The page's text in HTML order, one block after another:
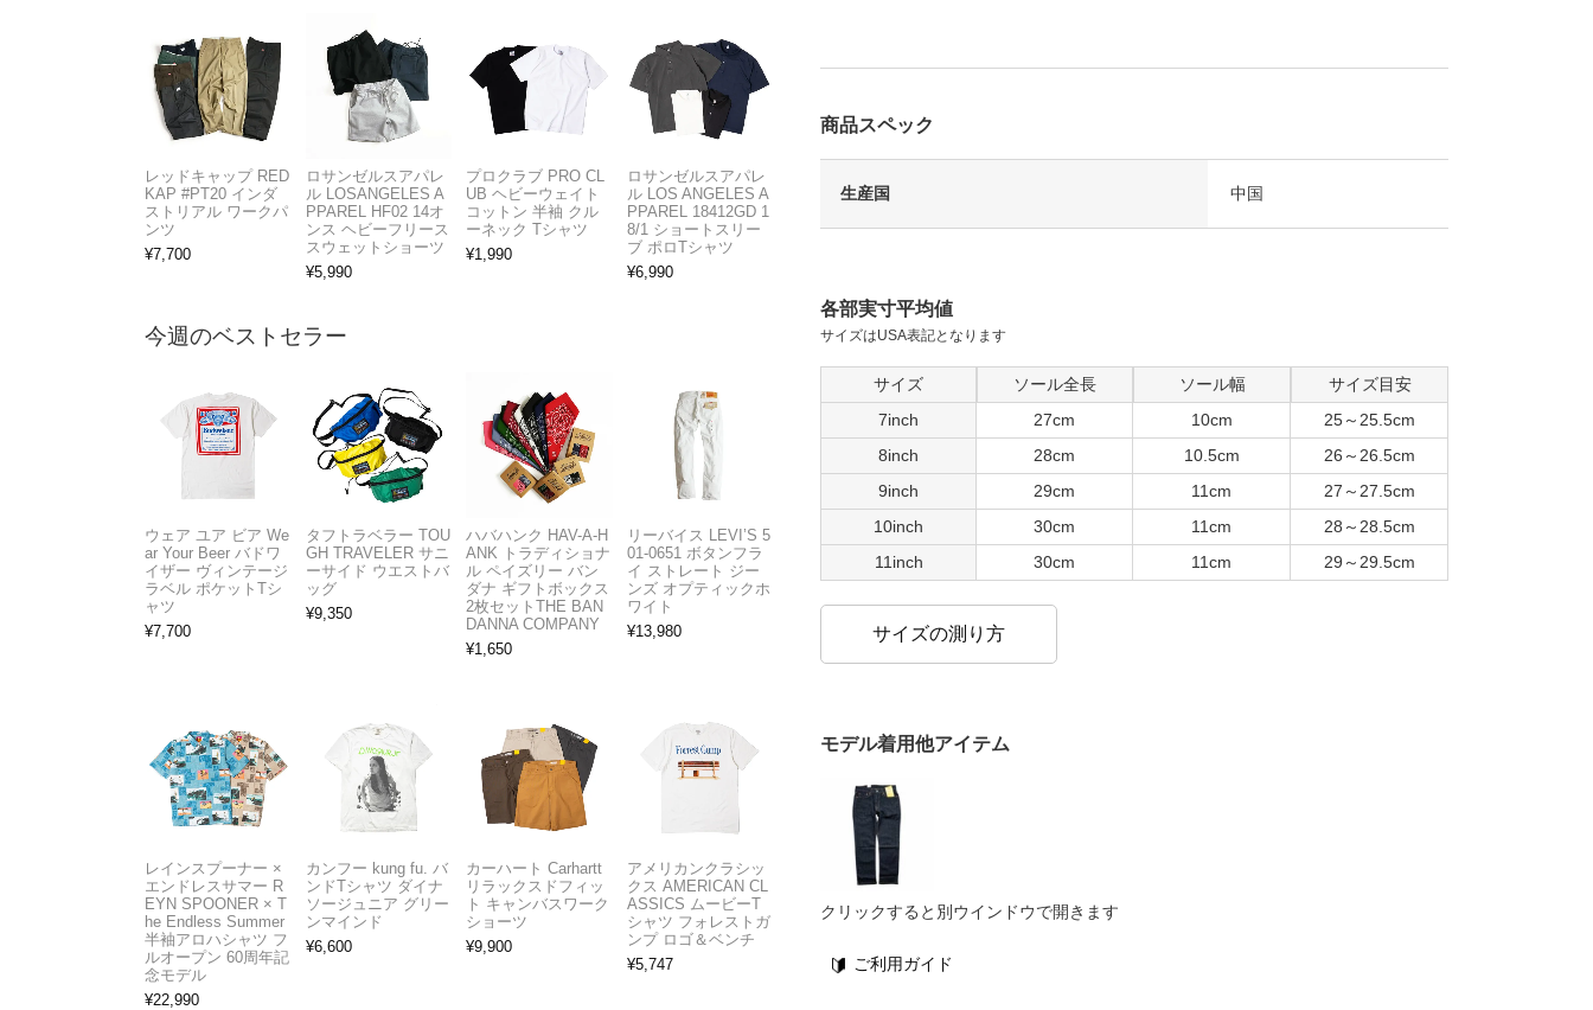
商品スペック
生産国 中国
各部実寸平均値
サイズはUSA表記となります
サイズ ソール全長 ソール幅
サイズ目安
7inch
27cm 10cm
25～25.5cm
8inch
28cm 10.5cm
26～26.5cm
9inch
29cm 11cm
27～27.5cm
10inch
30cm 11cm
28～28.5cm
11inch
30cm 11cm 29～29.5cm
サイズの測り方
モデル着用他アイテム
クリックすると別ウインドウで開きます
ご利用ガイド
レッドキャップ RED
KAP #PT20 インダ
ストリアル ワークパ
ンツ
¥7,700
ロサンゼルスアパレ
ル LOSANGELES A
PPAREL HF02 14オ
ンス ヘビーフリース
スウェットショーツ
¥5,990
プロクラブ PRO CL
UB ヘビーウェイト
コットン 半袖 クル
ーネック Tシャツ
¥1,990
ロサンゼルスアパレ
ル LOS ANGELES A
PPAREL 18412GD 1
8/1 ショートスリー
ブ ポロTシャツ
¥6,990
今週のベストセラー
ウェア ユア ビア We
ar Your Beer バドワ
イザー ヴィンテージ
ラベル ポケットTシ
ャツ
¥7,700
タフトラベラー TOU
GH TRAVELER サニ
ーサイド ウエストバ
ッグ
¥9,350
ハバハンク HAV-A-H
ANK トラディショナ
ル ペイズリー バン
ダナ ギフトボックス
2枚セットTHE BAN
DANNA COMPANY
¥1,650
リーバイス LEVI’S 5
01-0651 ボタンフラ
イ ストレート ジー
ンズ オプティックホ
ワイト
¥13,980
レインスプーナー ×
エンドレスサマー R
EYN SPOONER × T
he Endless Summer
半袖アロハシャツ フ
ルオープン 60周年記
念モデル
¥22,990
カンフー kung fu. バ
ンドTシャツ ダイナ
ソージュニア グリー
ンマインド
¥6,600
カーハート Carhartt
リラックスドフィッ
ト キャンバスワーク
ショーツ
¥9,900
アメリカンクラシッ
クス AMERICAN CL
ASSICS ムービーT
シャツ フォレストガ
ンプ ロゴ＆ベンチ
¥5,747